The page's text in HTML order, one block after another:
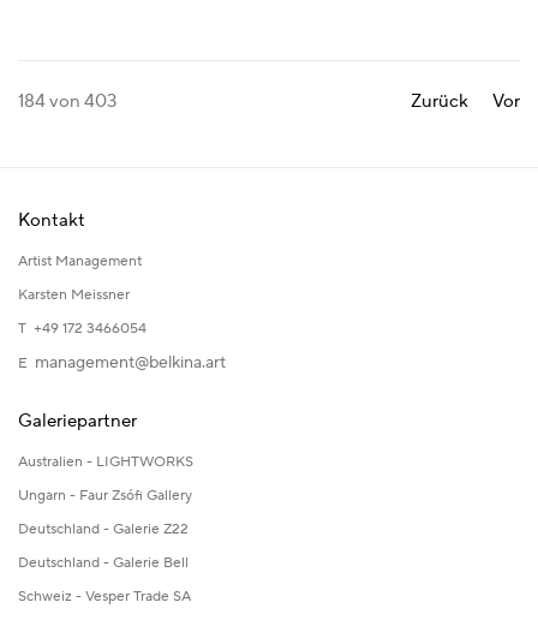
Zurück Vor
184von 403
Kontakt
Artist Management
Karsten Meissner
T +49 172 3466054
E management@belkina.art
Galeriepartner
Australien - LIGHTWORKS
Ungarn - Faur Zsófi Gallery
Deutschland - Galerie Z22
Deutschland - Galerie Bell
Schweiz - Vesper Trade SA